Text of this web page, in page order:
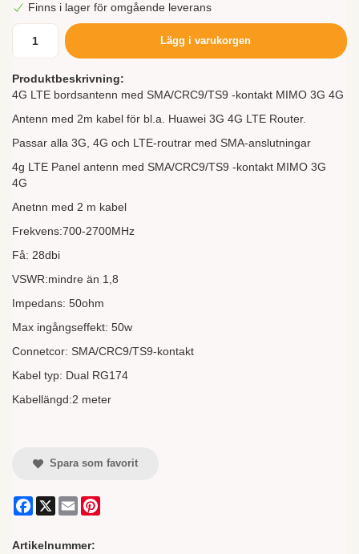
Finns i lager för omgående leverans
Lägg i varukorgen
Produktbeskrivning:
4G LTE bordsantenn med SMA/CRC9/TS9 -kontakt MIMO 3G 4G
Antenn med 2m kabel för bl.a. Huawei 3G 4G LTE Router.
Passar alla 3G, 4G och LTE-routrar med SMA-anslutningar
4g LTE Panel antenn med SMA/CRC9/TS9 -kontakt MIMO 3G
4G
Anetnn med 2 m kabel
Frekvens:700-2700MHz
Få: 28dbi
VSWR:mindre än 1,8
Impedans: 50ohm
Max ingångseffekt: 50w
Connetcor: SMA/CRC9/TS9-kontakt
Kabel typ: Dual RG174
Kabellängd:2 meter
Spara som favorit
Facebook
X Email
Artikelnummer: